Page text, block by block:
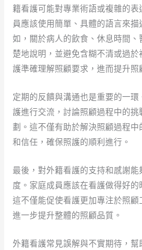
籍看護可能對專業術語或複雜的
員應該使用簡單、具體的語言來
如，關於病人的飲食、休息時間
楚地說明，並避免含糊不清或過
護準確理解照顧要求，進而提升照
定期的反饋與溝通也是重要的一
護進行交流，討論照顧過程中的
劃。這不僅有助於解決照顧過程
和信任，確保照護的順利進行。
最後，對外籍看護的支持和感謝
度。家庭成員應該在看護做得好的
這不僅能促使看護更加專注於照顧
進一步提升整體的照顧品質。
外籍看護常見誤解與不實期待，幫